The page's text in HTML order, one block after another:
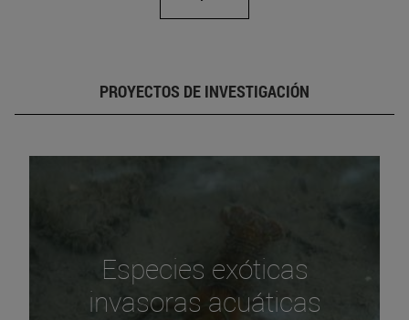
PROYECTOS DE INVESTIGACIÓN
Especies exóticas
invasoras acuáticas